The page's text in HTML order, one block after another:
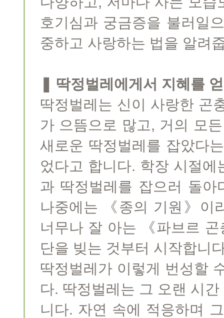
호기심과 궁금증을 불러일
중하고 사랑하는 법을 알려
❚ 딱정벌레에게서 지혜를
딱정벌레는 신이 사랑한 곤
가 으뜸으로 많고, 거의 모
새로운 딱정벌레를 잡았다
었다고 합니다. 학장 시절
과 딱정벌레를 잡으러 돌
나중에는 《종의 기원》이
너무나 잘 아는 《파브르
단을 빚는 것부터 시작합니
딱정벌레가 이렇게 번성할
다. 딱정벌레는 그 오랜 시
니다. 자연 속에 적응하며